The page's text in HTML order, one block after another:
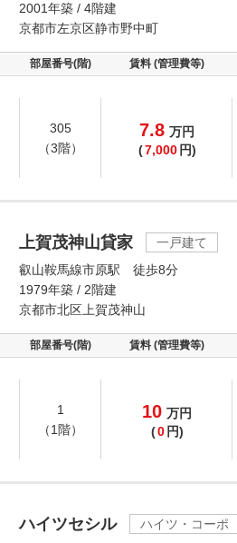
2001年築 / 4階建
京都市左京区静市野中町
部屋番号(階) 賃料 (管理費等)
305
（3階）
7.8 万円
(7,000 円)
上賀茂神山貸家
一戸建て
叡山鞍馬線市原駅 徒歩8分
1979年築 / 2階建
京都市北区上賀茂神山
部屋番号(階) 賃料 (管理費等)
1
（1階）
10 万円
(0 円)
ハイツセシル
ハイツ・コーポ